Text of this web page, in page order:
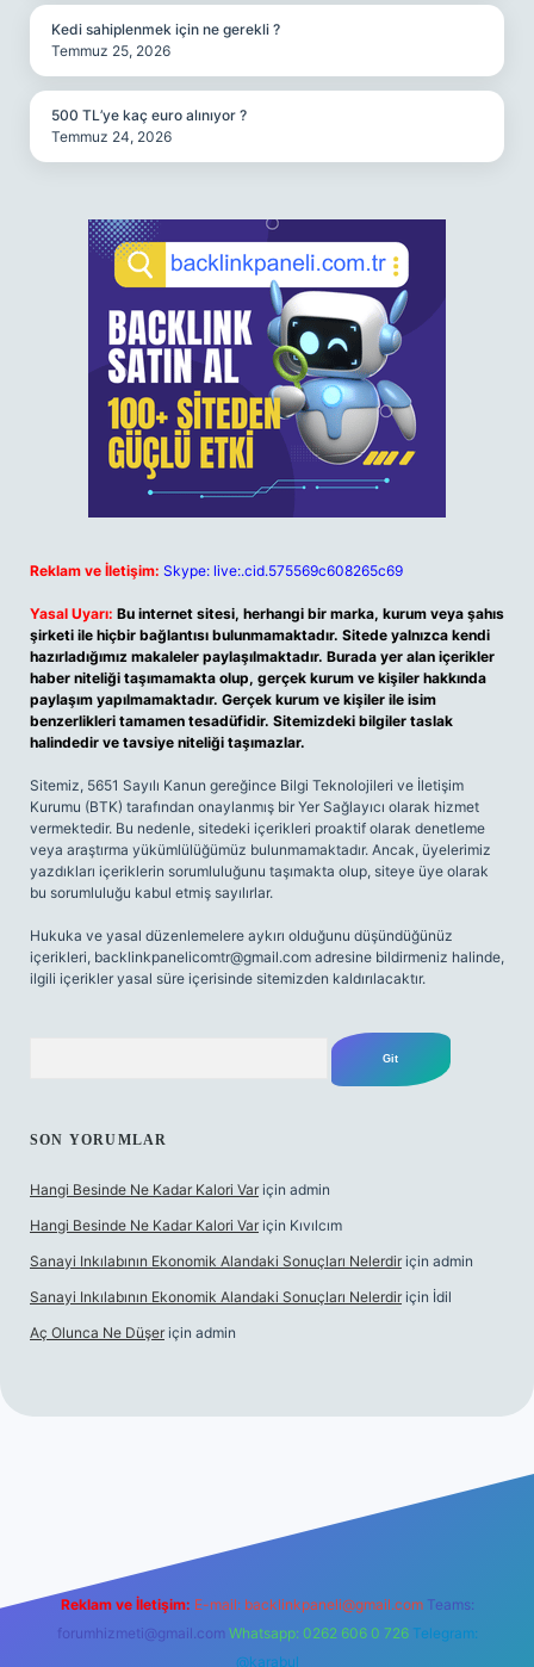
Kedi sahiplenmek için ne gerekli ?
Temmuz 25, 2026
500 TL’ye kaç euro alınıyor ?
Temmuz 24, 2026
Reklam ve İletişim: Skype: live:.cid.575569c608265c69
Yasal Uyarı: Bu internet sitesi, herhangi bir marka, kurum veya şahıs
şirketi ile hiçbir bağlantısı bulunmamaktadır. Sitede yalnızca kendi
hazırladığımız makaleler paylaşılmaktadır. Burada yer alan içerikler
haber niteliği taşımamakta olup, gerçek kurum ve kişiler hakkında
paylaşım yapılmamaktadır. Gerçek kurum ve kişiler ile isim
benzerlikleri tamamen tesadüfidir. Sitemizdeki bilgiler taslak
halindedir ve tavsiye niteliği taşımazlar.
Sitemiz, 5651 Sayılı Kanun gereğince Bilgi Teknolojileri ve İletişim
Kurumu (BTK) tarafından onaylanmış bir Yer Sağlayıcı olarak hizmet
vermektedir. Bu nedenle, sitedeki içerikleri proaktif olarak denetleme
veya araştırma yükümlülüğümüz bulunmamaktadır. Ancak, üyelerimiz
yazdıkları içeriklerin sorumluluğunu taşımakta olup, siteye üye olarak
bu sorumluluğu kabul etmiş sayılırlar.
Hukuka ve yasal düzenlemelere aykırı olduğunu düşündüğünüz
içerikleri, backlinkpanelicomtr@gmail.com adresine bildirmeniz halinde,
ilgili içerikler yasal süre içerisinde sitemizden kaldırılacaktır.
SON YORUMLAR
Hangi Besinde Ne Kadar Kalori Var için admin
Hangi Besinde Ne Kadar Kalori Var için Kıvılcım
Sanayi Inkılabının Ekonomik Alandaki Sonuçları Nelerdir için admin
Sanayi Inkılabının Ekonomik Alandaki Sonuçları Nelerdir için İdil
Aç Olunca Ne Düşer için admin
Reklam ve İletişim: E-mail: backlinkpaneli@gmail.com Teams:
forumhizmeti@gmail.com Whatsapp: 0262 606 0 726 Telegram:
@karabul